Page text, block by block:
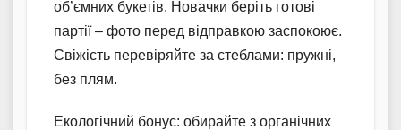
об’ємних букетів. Новачки беріть готові
партії – фото перед відправкою заспокоює.
Свіжість перевіряйте за стеблами: пружні,
без плям.
Екологічний бонус: обирайте з органічних